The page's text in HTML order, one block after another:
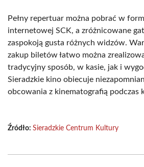
Pełny repertuar można pobrać w
internetowej SCK, a zróżnicowane
zaspokoją gusta różnych widzów.
zakup biletów łatwo można
tradycyjny sposób, w kasie, jak i
Sieradzkie kino obiecuje
obcowania z kinematografią podczas
Źródło: Sieradzkie Centrum Kultury